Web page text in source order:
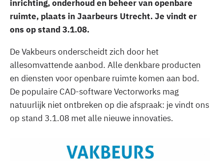
inrichting, onderhoud en beheer van openbare
ruimte, plaats in Jaarbeurs Utrecht. Je vindt er
ons op stand 3.1.08.
De Vakbeurs onderscheidt zich door het
allesomvattende aanbod. Alle denkbare producten
en diensten voor openbare ruimte komen aan bod.
De populaire CAD-software Vectorworks mag
natuurlijk niet ontbreken op die afspraak: je vindt ons
op stand 3.1.08 met alle nieuwe innovaties.